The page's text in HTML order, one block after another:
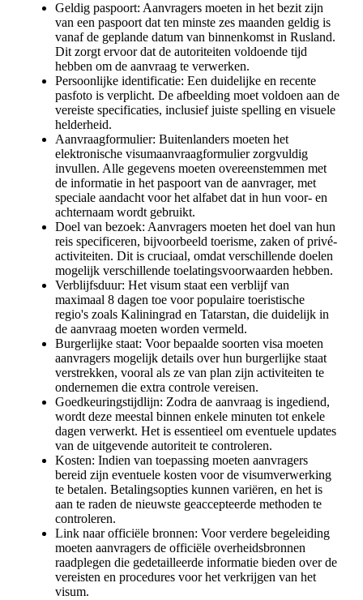
Geldig paspoort: Aanvragers moeten in het bezit zijn
van een paspoort dat ten minste zes maanden geldig is
vanaf de geplande datum van binnenkomst in Rusland.
Dit zorgt ervoor dat de autoriteiten voldoende tijd
hebben om de aanvraag te verwerken.
Persoonlijke identificatie: Een duidelijke en recente
pasfoto is verplicht. De afbeelding moet voldoen aan de
vereiste specificaties, inclusief juiste spelling en visuele
helderheid.
Aanvraagformulier: Buitenlanders moeten het
elektronische visumaanvraagformulier zorgvuldig
invullen. Alle gegevens moeten overeenstemmen met
de informatie in het paspoort van de aanvrager, met
speciale aandacht voor het alfabet dat in hun voor- en
achternaam wordt gebruikt.
Doel van bezoek: Aanvragers moeten het doel van hun
reis specificeren, bijvoorbeeld toerisme, zaken of privé-
activiteiten. Dit is cruciaal, omdat verschillende doelen
mogelijk verschillende toelatingsvoorwaarden hebben.
Verblijfsduur: Het visum staat een verblijf van
maximaal 8 dagen toe voor populaire toeristische
regio's zoals Kaliningrad en Tatarstan, die duidelijk in
de aanvraag moeten worden vermeld.
Burgerlijke staat: Voor bepaalde soorten visa moeten
aanvragers mogelijk details over hun burgerlijke staat
verstrekken, vooral als ze van plan zijn activiteiten te
ondernemen die extra controle vereisen.
Goedkeuringstijdlijn: Zodra de aanvraag is ingediend,
wordt deze meestal binnen enkele minuten tot enkele
dagen verwerkt. Het is essentieel om eventuele updates
van de uitgevende autoriteit te controleren.
Kosten: Indien van toepassing moeten aanvragers
bereid zijn eventuele kosten voor de visumverwerking
te betalen. Betalingsopties kunnen variëren, en het is
aan te raden de nieuwste geaccepteerde methoden te
controleren.
Link naar officiële bronnen: Voor verdere begeleiding
moeten aanvragers de officiële overheidsbronnen
raadplegen die gedetailleerde informatie bieden over de
vereisten en procedures voor het verkrijgen van het
visum.